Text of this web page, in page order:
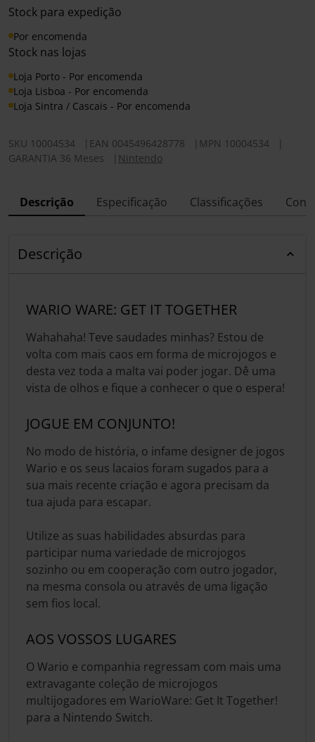
Stock para expedição
Por encomenda
Stock nas lojas
Loja Porto - Por encomenda
Loja Lisboa - Por encomenda
Loja Sintra / Cascais - Por encomenda
SKU 10004534 EAN 0045496428778 MPN 10004534
GARANTIA 36 Meses
Nintendo
Descrição Especificação Classificações
Descrição
WARIO WARE: GET IT TOGETHER
Wahahaha! Teve saudades minhas? Estou de
volta com mais caos em forma de microjogos e
desta vez toda a malta vai poder jogar. Dê uma
vista de olhos e fique a conhecer o que o espera!
JOGUE EM CONJUNTO!
No modo de história, o infame designer de jogos
Wario e os seus lacaios foram sugados para a
sua mais recente criação e agora precisam da
tua ajuda para escapar.
Utilize as suas habilidades absurdas para
participar numa variedade de microjogos
sozinho ou em cooperação com outro jogador,
na mesma consola ou através de uma ligação
sem fios local.
AOS VOSSOS LUGARES
O Wario e companhia regressam com mais uma
extravagante coleção de microjogos
multijogadores em WarioWare: Get It Together!
para a Nintendo Switch.